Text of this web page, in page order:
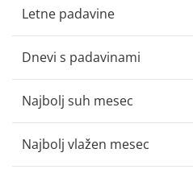
Letne padavine
Dnevi s padavinami
Najbolj suh mesec
Najbolj vlažen mesec